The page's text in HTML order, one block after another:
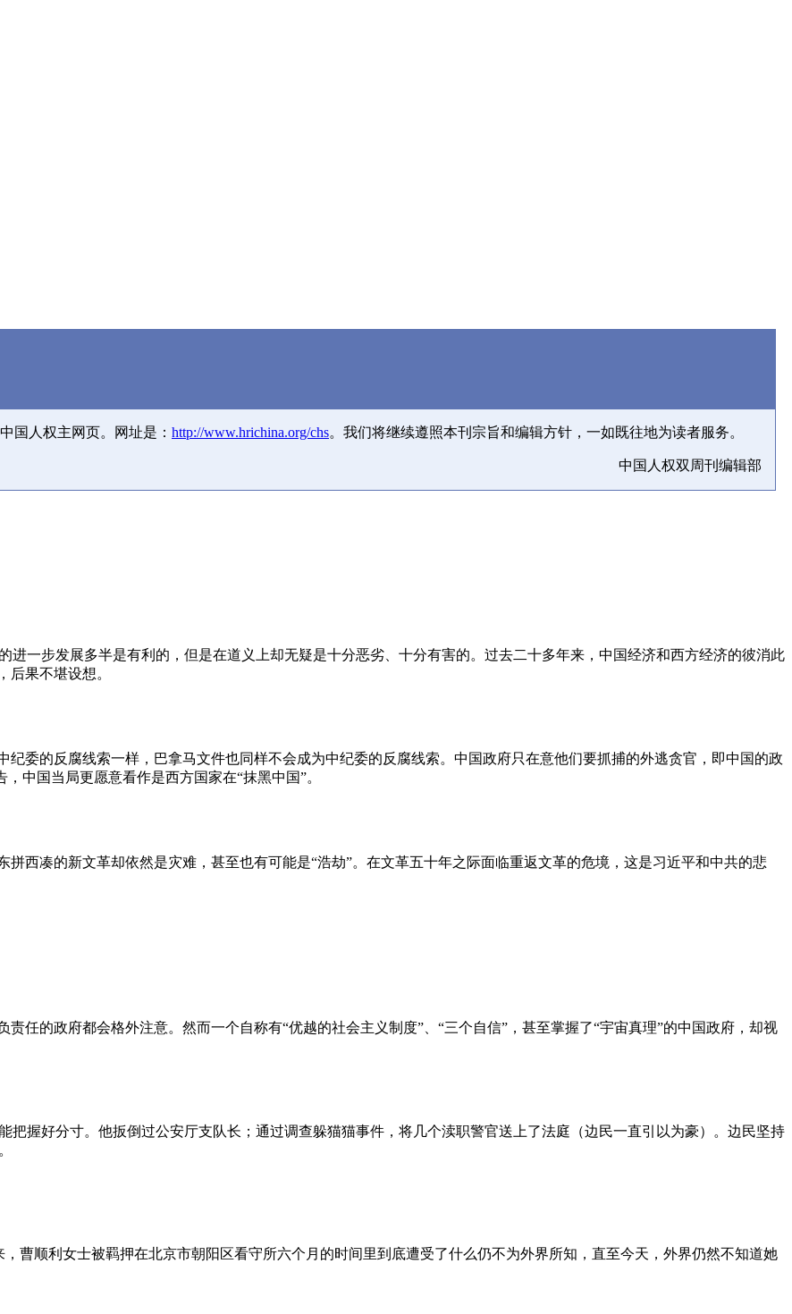
国人权主网页。网址是： http://www.hrichina.org/chs。我们将继续遵照本刊宗旨和编辑方针，一如既往地为读者服务。
中国人权双周刊编辑部
进一步发展多半是有利的，但是在道义上却无疑是十分恶劣、十分有害的。过去二十多年来，中国经济和西方经济的彼消此
后果不堪设想。
纪委的反腐线索一样，巴拿马文件也同样不会成为中纪委的反腐线索。中国政府只在意他们要抓捕的外逃贪官，即中国的政
中国当局更愿意看作是西方国家在“抹黑中国”。
西凑的新文革却依然是灾难，甚至也有可能是“浩劫”。在文革五十年之际面临重返文革的危境，这是习近平和中共的悲
任的政府都会格外注意。然而一个自称有“优越的社会主义制度”、“三个自信”，甚至掌握了“宇宙真理”的中国政府，却视
把握好分寸。他扳倒过公安厅支队长；通过调查躲猫猫事件，将几个渎职警官送上了法庭（边民一直引以为豪）。边民坚持
曹顺利女士被羁押在北京市朝阳区看守所六个月的时间里到底遭受了什么仍不为外界所知，直至今天，外界仍然不知道她